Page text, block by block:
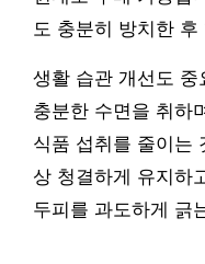
도 충분히 방치한
생활 습관 개선도
충분한 수면을 취하
식품 섭취를 줄이는
상 청결하게 유지하
두피를 과도하게 긁